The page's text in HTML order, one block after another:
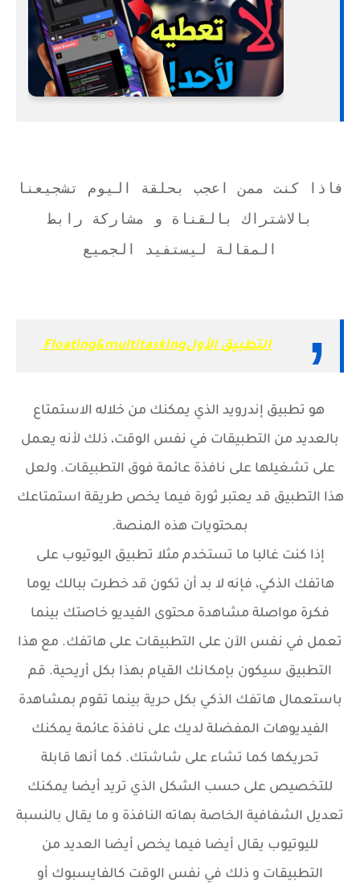
فاذا كنت ممن اعجب بحلقة اليوم تشجيعنا
بالاشتراك بالقناة و مشاركة رابط
المقالة ليستفيد الجميع
التطبيق الأولFloating&multitasking
هو تطبيق إندرويد الذي يمكنك من خلاله الاستمتاع
بالعديد من التطبيقات في نفس الوقت، ذلك لأنه يعمل
على تشغيلها على نافذة عائمة فوق التطبيقات. ولعل
هذا التطبيق قد يعتبر ثورة فيما يخص طريقة استمتاعك
بمحتويات هذه المنصة.
إذا كنت غالبا ما تستخدم مثلا تطبيق اليوتيوب على
هاتفك الذكي، فإنه لا بد أن تكون قد خطرت ببالك يوما
فكرة مواصلة مشاهدة محتوى الفيديو خاصتك بينما
تعمل في نفس الآن على التطبيقات على هاتفك. مع هذا
التطبيق سيكون بإمكانك القيام بهذا بكل أريحية. قم
باستعمال هاتفك الذكي بكل حرية بينما تقوم بمشاهدة
الفيديوهات المفضلة لديك على نافذة عائمة يمكنك
تحريكها كما تشاء على شاشتك. كما أنها قابلة
للتخصيص على حسب الشكل الذي تريد أيضا يمكنك
تعديل الشفافية الخاصة بهاته النافذة و ما يقال بالنسبة
لليوتيوب يقال أيضا فيما يخص أيضا العديد من
التطبيقات و ذلك في نفس الوقت كالفايسبوك أو